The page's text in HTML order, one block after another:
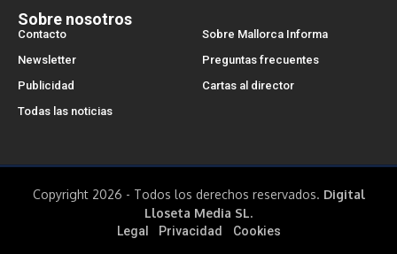
Sobre nosotros
Contacto
Sobre Mallorca Informa
Newsletter
Preguntas frecuentes
Publicidad
Cartas al director
Todas las noticias
Copyright 2026 - Todos los derechos reservados. Digital
Lloseta Media SL.
Legal Privacidad Cookies